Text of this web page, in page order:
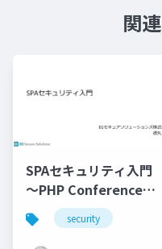
関
SPAセキュリティ入門
～PHP Conference
Japan 2021
security